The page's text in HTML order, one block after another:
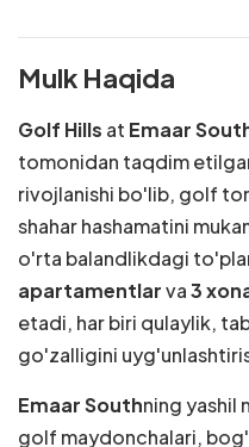
Mulk Haqida
Golf Hills at Emaar
tomonidan taqdim
rivojlanishi bo'lib, golf
shahar hashamatini
o'rta balandlikdagi
apartamentlarva3
etadi, har biri qulaylik,
go'zalligini
Emaar Southning yashil
golf maydonchalari,